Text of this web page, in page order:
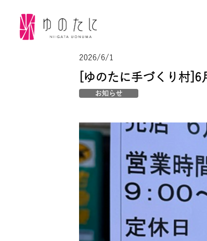
｢ゆのたに｣について
会社案内
製品情報
2026/6/1
[ゆのたに手づくり村
お知らせ